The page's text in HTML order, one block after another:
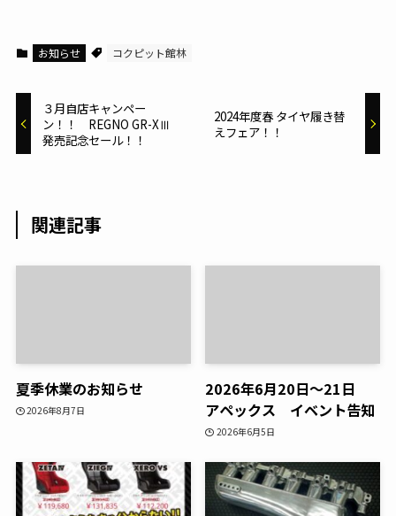
お知らせ コクピット館林
３月自店キャンペー
ン！！ REGNO GR-XⅢ
発売記念セール！！
2024年度春 タイヤ履き替
えフェア！！
関連記事
夏季休業のお知らせ
2026年8月7日
2026年6月20日～21日
アペックス イベント告知
2026年6月5日